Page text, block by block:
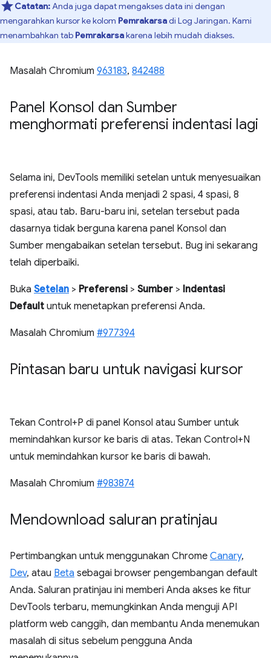
Catatan:Anda juga dapat mengakses data ini dengan
mengarahkan kursor ke kolom Pemrakarsadi Log Jaringan. Kami
menambahkan tab Pemrakarsakarena lebih mudah diakses.
Masalah Chromium 963183, 842488
Panel Konsol dan Sumber
menghormati preferensi indentasi lagi
Selama ini, DevTools memiliki setelan untuk menyesuaikan
preferensi indentasi Anda menjadi 2 spasi, 4 spasi, 8
spasi, atau tab. Baru-baru ini, setelan tersebut pada
dasarnya tidak berguna karena panel Konsol dan
Sumber mengabaikan setelan tersebut. Bug ini sekarang
telah diperbaiki.
Buka Setelan > Preferensi > Sumber > Indentasi
Default untuk menetapkan preferensi Anda.
Masalah Chromium #977394
Pintasan baru untuk navigasi kursor
Tekan Control+P di panel Konsol atau Sumber untuk
memindahkan kursor ke baris di atas. Tekan Control+N
untuk memindahkan kursor ke baris di bawah.
Masalah Chromium #983874
Mendownload saluran pratinjau
Pertimbangkan untuk menggunakan Chrome Canary,
Dev, atau Beta sebagai browser pengembangan default
Anda. Saluran pratinjau ini memberi Anda akses ke fitur
DevTools terbaru, memungkinkan Anda menguji API
platform web canggih, dan membantu Anda menemukan
masalah di situs sebelum pengguna Anda